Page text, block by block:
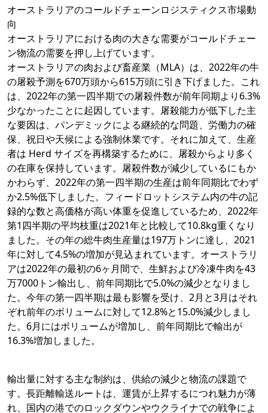
オーストラリアのコールドチェーンロジスティクス市場動
向
オーストラリアにおける肉の大きな需要がコールドチェー
ン物流の需要を押し上げています。
オーストラリアの肉および畜産業（MLA）は、2022年の牛
の屠殺予測を670万頭から615万頭に引き下げました。これ
は、2022年の第一四半期での屠殺件数が前年同期より6.3%
少なかったことに起因しています。屠殺能力が低下した主
な要因は、パンデミックによる継続的な問題、労働力の確
保、祝日や天候による強制休業です。それに加えて、生産
者は Herd サイズを再構築するために、屠殺からより多く
の在庫を保持しています。屠殺件数が減少しているにもか
かわらず、2022年の第一四半期の生産は前年同期比でわず
か2.5%低下しました。フィードロットシステム内の牛の記
録的な数と高価格が高い体重を促進しているため、2022年
第1四半期の平均枝重は2021年と比較して10.8kg重くなり
ました。その年の総牛肉生産量は197万トンに達し、2021
年に対して4.5%の増加が見込まれています。オーストラリ
アは2022年の最初の6ヶ月間で、生鮮および冷凍牛肉を43
万7000トン輸出し、前年同期比で5.0%の減少となりまし
た。今年の第一四半期は最も影響を受け、2月と3月はそれ
ぞれ前年のボリュームに対して12.8%と15.0%減少しまし
た。6月にはボリュームが増加し、前年同期比で輸出が
16.3%増加しました。
輸出量に対する主な制約は、供給の減少と物流の課題で
す。長距離輸送ルートは、運賃が上昇するにつれ魅力が薄
れ、国内の港でのロックダウンやウクライナでの戦争によ